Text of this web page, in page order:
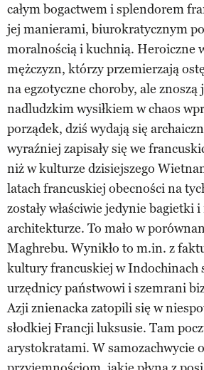
całym bogactwem i splendorem
jej manierami, biurokratycznym
moralnością i kuchnią. Heroiczne
mężczyzn, którzy przemierzają
na egzotyczne choroby, ale znoszą
nadludzkim wysiłkiem w chaos
porządek, dziś wydają się
wyraźniej zapisały się we
niż w kulturze dzisiejszego
latach francuskiej obecności na
zostały właściwie jedynie bagietki
architekturze. To mało w
Maghrebu. Wynikło to m.in. z
kultury francuskiej w Indochinach
urzędnicy państwowi i szemrani
Azji znienacka zatopili się w
słodkiej Francji luksusie. Tam
arystokratami. W samozachwycie